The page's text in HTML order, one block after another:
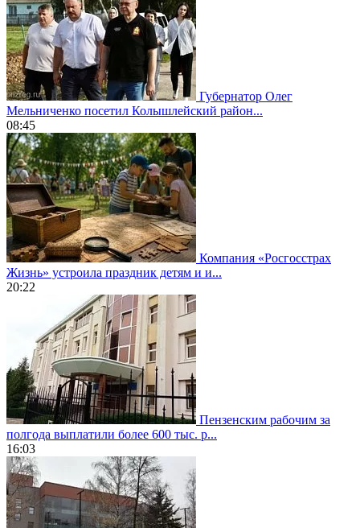
Губернатор Олег
Мельниченко посетил Колышлейский район...
08:45
Компания «Росгосстрах
Жизнь» устроила праздник детям и и...
20:22
Пензенским рабочим за
полгода выплатили более 600 тыс. р...
16:03